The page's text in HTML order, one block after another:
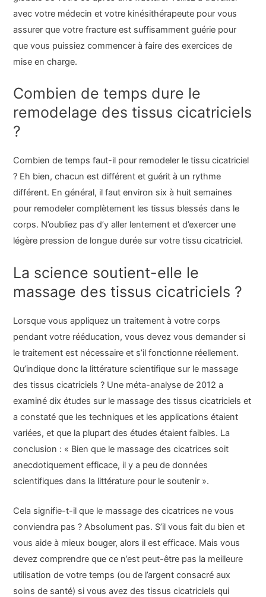
avec votre médecin et votre kinésithérapeute pour vous
assurer que votre fracture est suffisamment guérie pour
que vous puissiez commencer à faire des exercices de
mise en charge.
Combien de temps dure le
remodelage des tissus cicatriciels
?
Combien de temps faut-il pour remodeler le tissu cicatriciel
? Eh bien, chacun est différent et guérit à un rythme
différent. En général, il faut environ six à huit semaines
pour remodeler complètement les tissus blessés dans le
corps. N’oubliez pas d’y aller lentement et d’exercer une
légère pression de longue durée sur votre tissu cicatriciel.
La science soutient-elle le
massage des tissus cicatriciels ?
Lorsque vous appliquez un traitement à votre corps
pendant votre rééducation, vous devez vous demander si
le traitement est nécessaire et s’il fonctionne réellement.
Qu’indique donc la littérature scientifique sur le massage
des tissus cicatriciels ? Une méta-analyse de 2012 a
examiné dix études sur le massage des tissus cicatriciels et
a constaté que les techniques et les applications étaient
variées, et que la plupart des études étaient faibles. La
conclusion : « Bien que le massage des cicatrices soit
anecdotiquement efficace, il y a peu de données
scientifiques dans la littérature pour le soutenir ».
Cela signifie-t-il que le massage des cicatrices ne vous
conviendra pas ? Absolument pas. S’il vous fait du bien et
vous aide à mieux bouger, alors il est efficace. Mais vous
devez comprendre que ce n’est peut-être pas la meilleure
utilisation de votre temps (ou de l’argent consacré aux
soins de santé) si vous avez des tissus cicatriciels qui